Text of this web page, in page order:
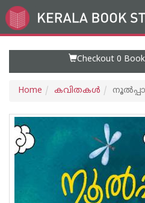
Go
to
Checkout 0
Home കവിതകള്‍